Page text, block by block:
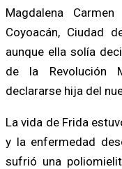
Magdalena
Coyoacán, Ciudad
aunque ella solía
de la Revolución
declararse hija del
La vida de Frida
y la enfermedad
sufrió una